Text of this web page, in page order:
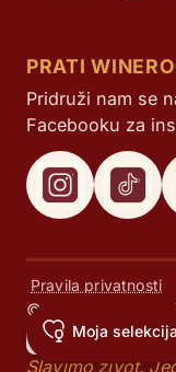
PRATI
Pridruži nam se
Facebooku za
Pravila privatnosti
© Next d.o.o.
Slavimo život.
Moja selekcija